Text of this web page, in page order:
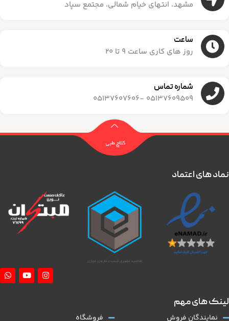
مشهد، انتهای خیام شمالی، مجتمع سپاد
ساعت
روز های کاری ساعت ۹ تا ۲۰
شماره تماس
05137609509 -05137607606
لینک های مهم
نمایندگان فروش فروشگاه
نماد های اعتماد